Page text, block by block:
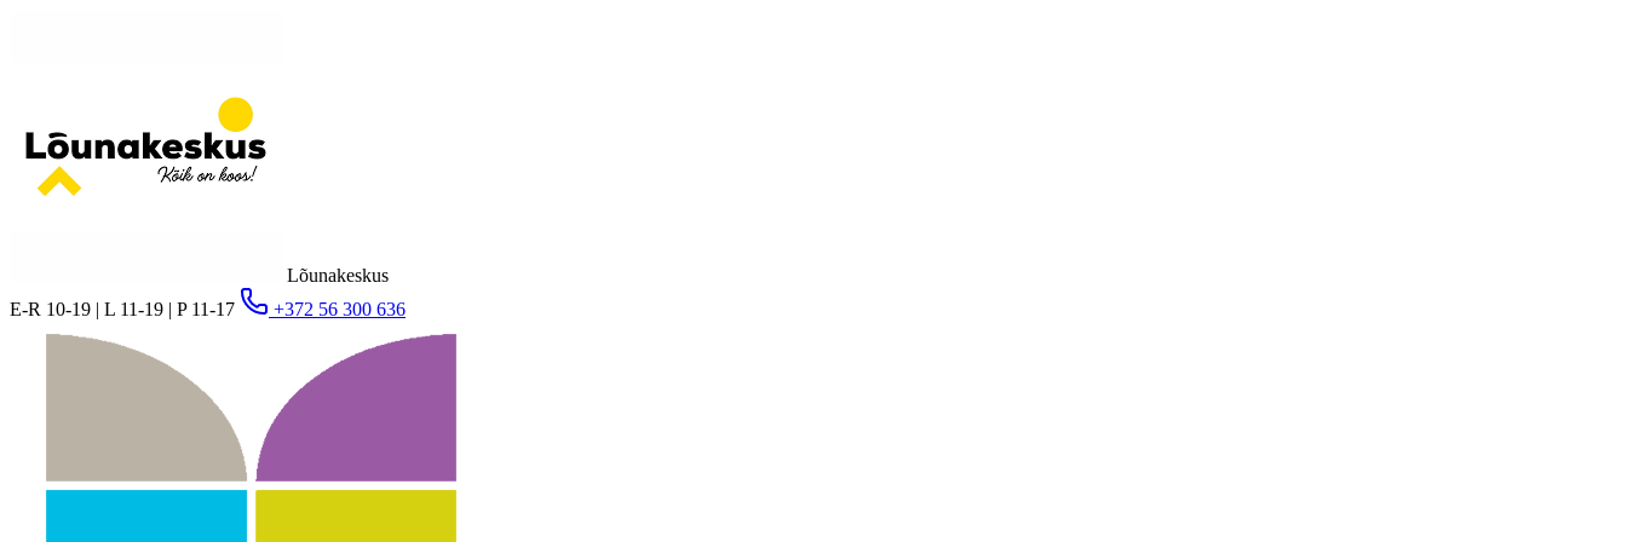
Lõunakeskus
E-R 10-19 | L 11-19 | P 11-17
+372 56 300 636